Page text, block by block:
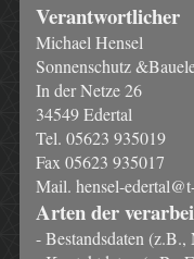
Verantwortlicher
Michael Hensel
Sonnenschutz
In der Netze 26
34549 Edertal
Tel. 05623 935019
Fax 05623 935017
Mail. hensel-
Arten der
- Bestandsdaten (z.B.,